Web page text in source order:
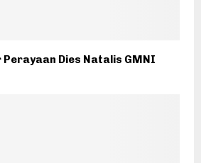
Perayaan Dies Natalis GMNI